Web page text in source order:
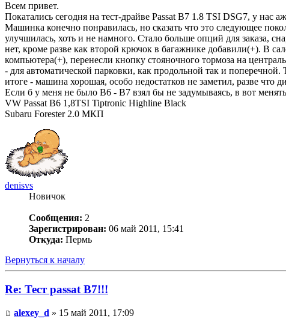
Всем привет.
Покатались сегодня на тест-драйве Passat B7 1.8 TSI DSG7, у нас
Машинка конечно понравилась, но сказать что это следующее
улучшилась, хоть и не намного. Стало больше опций для заказа,
нет, кроме разве как второй крючок в багажнике добавили(+). В
компьютера(+), перенесли кнопку стояночного тормоза на
- для автоматической парковки, как продольной так и поперечной.
итоге - машина хорошая, особо недостатков не заметил, разве что
Если б у меня не было B6 - B7 взял бы не задумываясь, в вот
VW Passat B6 1,8TSI Tiptronic Highline Black
Subaru Forester 2.0 МКП
denisvs
Новичок
Сообщения: 2
Зарегистрирован: 06 май 2011, 15:41
Откуда: Пермь
Вернуться к началу
Re: Тест passat B7!!!
alexey_d » 15 май 2011, 17:09